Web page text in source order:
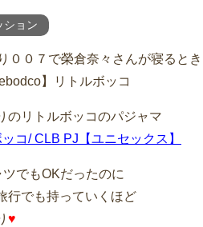
ション
００７で榮倉奈々さんが寝ると
】リトルボッコ
コ/ CLB PJ【ユニセックス】
でもOKだったのに
行でも持っていくほど
♥